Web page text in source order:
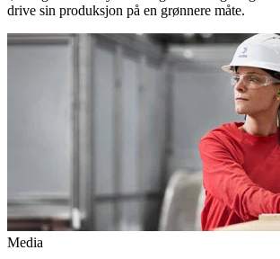
drive sin produksjon på en grønnere måte.
Media